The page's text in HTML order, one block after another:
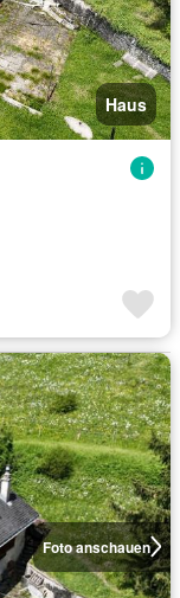
Haus
Foto anschauen